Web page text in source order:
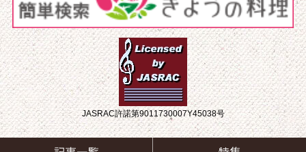
JASRAC許諾第9011730007Y45038号